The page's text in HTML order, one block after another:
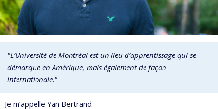
"L’Université de Montréal est un lieu d’apprentissage qui se
démarque en Amérique, mais également de façon
internationale."
Je m’appelle Yan Bertrand.